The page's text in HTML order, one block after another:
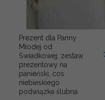
Prezent dla Panny
Młodej od
Świadkowej, zestaw
prezentowy na
panieński, cos
niebieskiego
podwiązka ślubna